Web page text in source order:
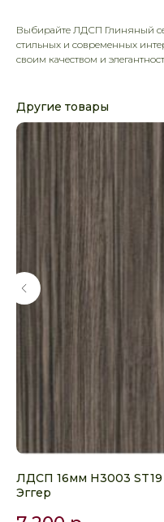
Выбирайте ЛДСП Глиняный
стильных и современных
своим качеством и
Другие товары
ЛДСП 16мм H3003
Эггер